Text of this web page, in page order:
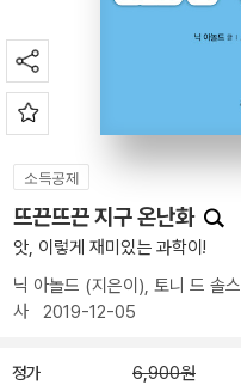
소득공제
뜨끈뜨끈 지구 온난화
앗, 이렇게 재미있는 과학이!
닉 아놀드 (지은이), 토니 드 솔스
사 2019-12-05
정가 6,900원